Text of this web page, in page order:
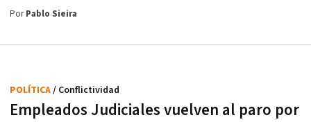
PorPablo Sieira
Empleados Judiciales vuelven al paro por
POLÍTICA/ Conflictividad